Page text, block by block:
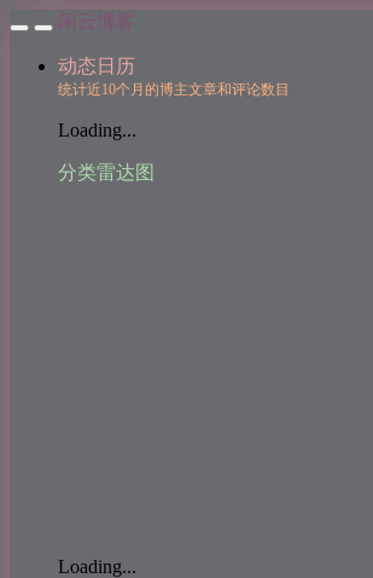
闲云博客
动态日历
统计近10个月的博主文章和评论数目
Loading...
分类雷达图
Loading...